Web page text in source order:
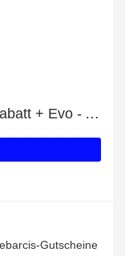
Erhalten Sie 26% zusätzlichen Rabatt + Evo - All Black mit 26% Rabatt
Gutscheine